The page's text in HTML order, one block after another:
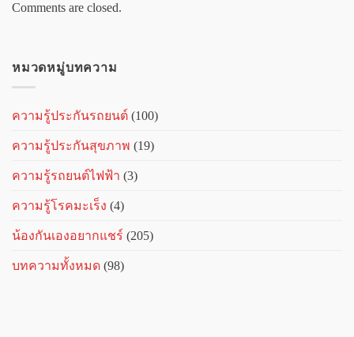
Comments are closed.
หมวดหมู่บทความ
ความรู้ประกันรถยนต์ (100)
ความรู้ประกันสุขภาพ (19)
ความรู้รถยนต์ไฟฟ้า (3)
ความรู้โรคมะเร็ง (4)
น้องกันเองอยากแชร์ (205)
บทความทั้งหมด (98)